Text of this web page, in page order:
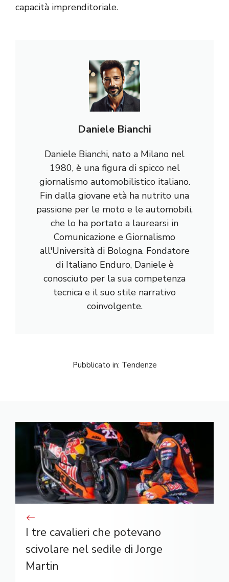
capacità imprenditoriale.
Daniele Bianchi
Daniele Bianchi, nato a Milano nel
1980, è una figura di spicco nel
giornalismo automobilistico italiano.
Fin dalla giovane età ha nutrito una
passione per le moto e le automobili,
che lo ha portato a laurearsi in
Comunicazione e Giornalismo
all'Università di Bologna. Fondatore
di Italiano Enduro, Daniele è
conosciuto per la sua competenza
tecnica e il suo stile narrativo
coinvolgente.
Pubblicato in: Tendenze
I tre cavalieri che potevano
scivolare nel sedile di Jorge
Martin